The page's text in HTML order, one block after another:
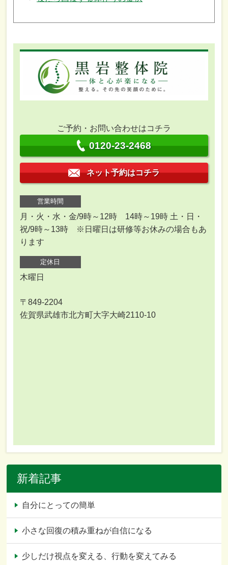
ご予約・お問い合わせはコチラ
0120-23-2468
ネット予約はコチラ
営業時間
月・火・水・金/9時～12時 14時～19時 土・日・
祝/9時～13時 ※日曜日は研修等お休みの場合もあ
ります
定休日
木曜日
〒849-2204
佐賀県武雄市北方町大字大崎2110-10
新着記事
自分にとっての簡単
小さな回復の積み重ねが自信になる
少しだけ視点を変える、行動を変えてみる